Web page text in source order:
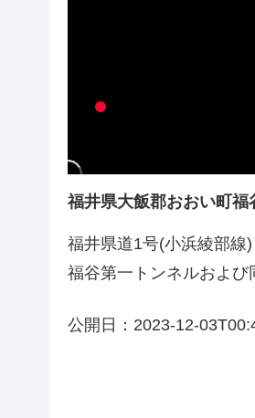
福井県大飯郡おおい町福
福井県道1号(小浜綾部線
福谷第一トンネルおよび
公開日：2023-12-